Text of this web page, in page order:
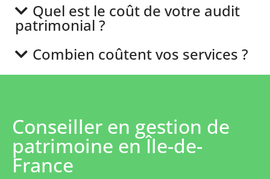
Quel est le coût de votre audit
patrimonial ?
Combien coûtent vos services ?
Conseiller en gestion de
patrimoine en Île-de-
France